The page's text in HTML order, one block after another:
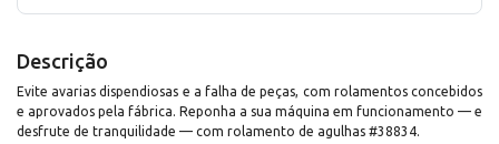
Descrição
Evite avarias dispendiosas e a falha de peças, com rolamentos concebidos
e aprovados pela fábrica. Reponha a sua máquina em funcionamento — e
desfrute de tranquilidade — com rolamento de agulhas #38834.